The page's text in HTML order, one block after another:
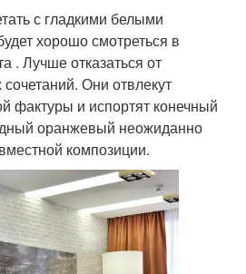
с гладкими белыми
хорошо смотреться в
. Лучше отказаться от
Они отвлекут
фактуры и испортят конечный
оранжевый неожиданно
композиции.